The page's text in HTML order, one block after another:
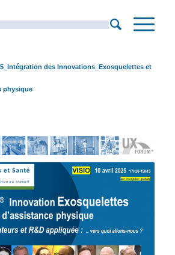
des Innovations_Exosquelettes et
physique